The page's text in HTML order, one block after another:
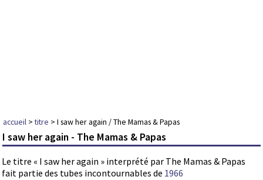
accueil >titre > I saw her again / The Mamas & Papas
I saw her again - The Mamas & Papas
Le titre « I saw her again » interprété par The Mamas & Papas
fait partie des tubes incontournables de 1966